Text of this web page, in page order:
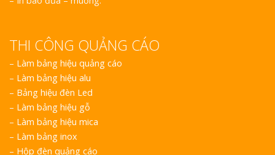
THI CÔNG QUẢNG CÁO
– Làm bảng hiệu quảng cáo
– Làm bảng hiệu alu
– Bảng hiệu đèn Led
– Làm bảng hiệu gỗ
– Làm bảng hiệu mica
– Làm bảng inox
– Hộp đèn quảng cáo